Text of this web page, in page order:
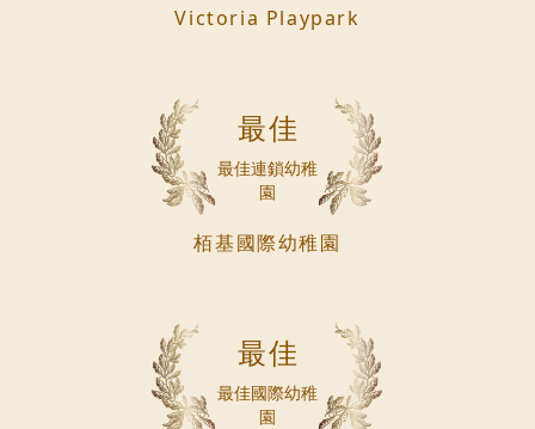
Victoria Playpark
最佳
最佳連鎖幼稚
園
栢基國際幼稚園
最佳
最佳國際幼稚
園